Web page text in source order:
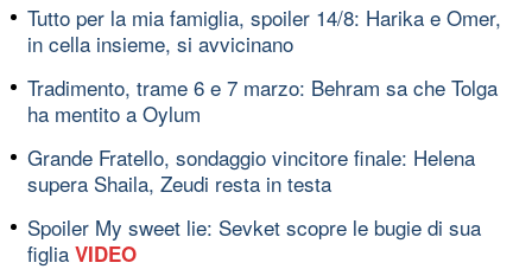
Tutto per la mia famiglia, spoiler 14/8: Harika e Omer,
in cella insieme, si avvicinano
Tradimento, trame 6 e 7 marzo: Behram sa che Tolga
ha mentito a Oylum
Grande Fratello, sondaggio vincitore finale: Helena
supera Shaila, Zeudi resta in testa
Spoiler My sweet lie: Sevket scopre le bugie di sua
figlia VIDEO